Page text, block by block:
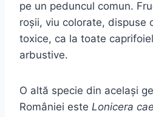
pe un peduncul comun.
roșii, viu colorate, dispuse
toxice, ca la toate
arbustive.
O altă specie din același
României este Lonicera